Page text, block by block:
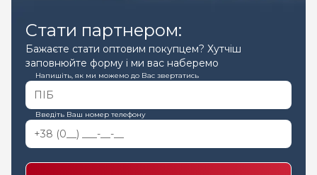
Стати партнером:
Бажаєте стати оптовим покупцем? Хутчіш
заповнюйте форму і ми вас наберемо
Напишіть, як ми можемо до Вас звертатись
Введіть Ваш номер телефону